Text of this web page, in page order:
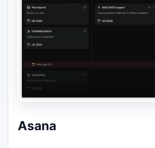
Asana